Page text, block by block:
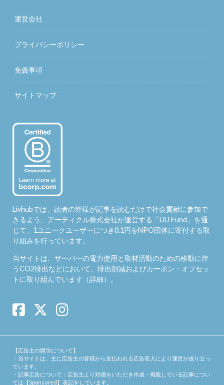
運営会社
プライバシーポリシー
免責事項
サイトマップ
Livhubでは、読者の皆様が記事を読むだけで社会貢献に参加で
きるよう、アーティクル株式会社が運営する「UU Fund 」を通
じて、1ユニークユーザーにつき0.1円をNPO団体に寄付する取
り組みを行っています。
当サイトは、サーバーの電力使用と取材活動のための移動に伴
うCO2排出などにおいて、排出削減およびカーボン・オフセッ
トに取り組んでいます（詳細）。
【広告主の開示について】
・当サイトは、主に広告主の皆様から支払われる広告収入により運営が成り立っ
ています。
・記事広告について：広告主より対価をいただき作成・掲載している記事につい
ては【Sponsored】表記をしています。